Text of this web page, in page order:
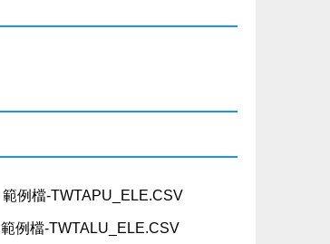
範例檔-TWTAPU_ELE.CSV
範例檔-TWTALU_ELE.CSV